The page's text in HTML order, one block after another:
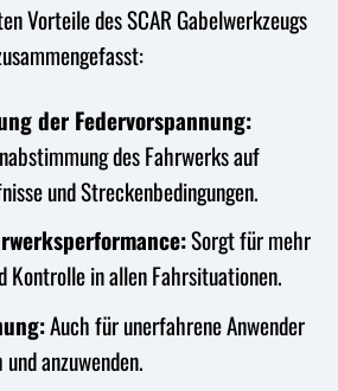
Vorteile des SCAR Gabelwerkzeugs
der Federvorspannung:
des Fahrwerks auf
und Streckenbedingungen.
Sorgt für mehr
Kontrolle in allen Fahrsituationen.
Auch für unerfahrene Anwender
anzuwenden.